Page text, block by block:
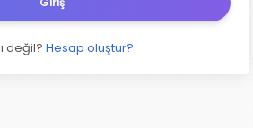
değil? Hesap oluştur?